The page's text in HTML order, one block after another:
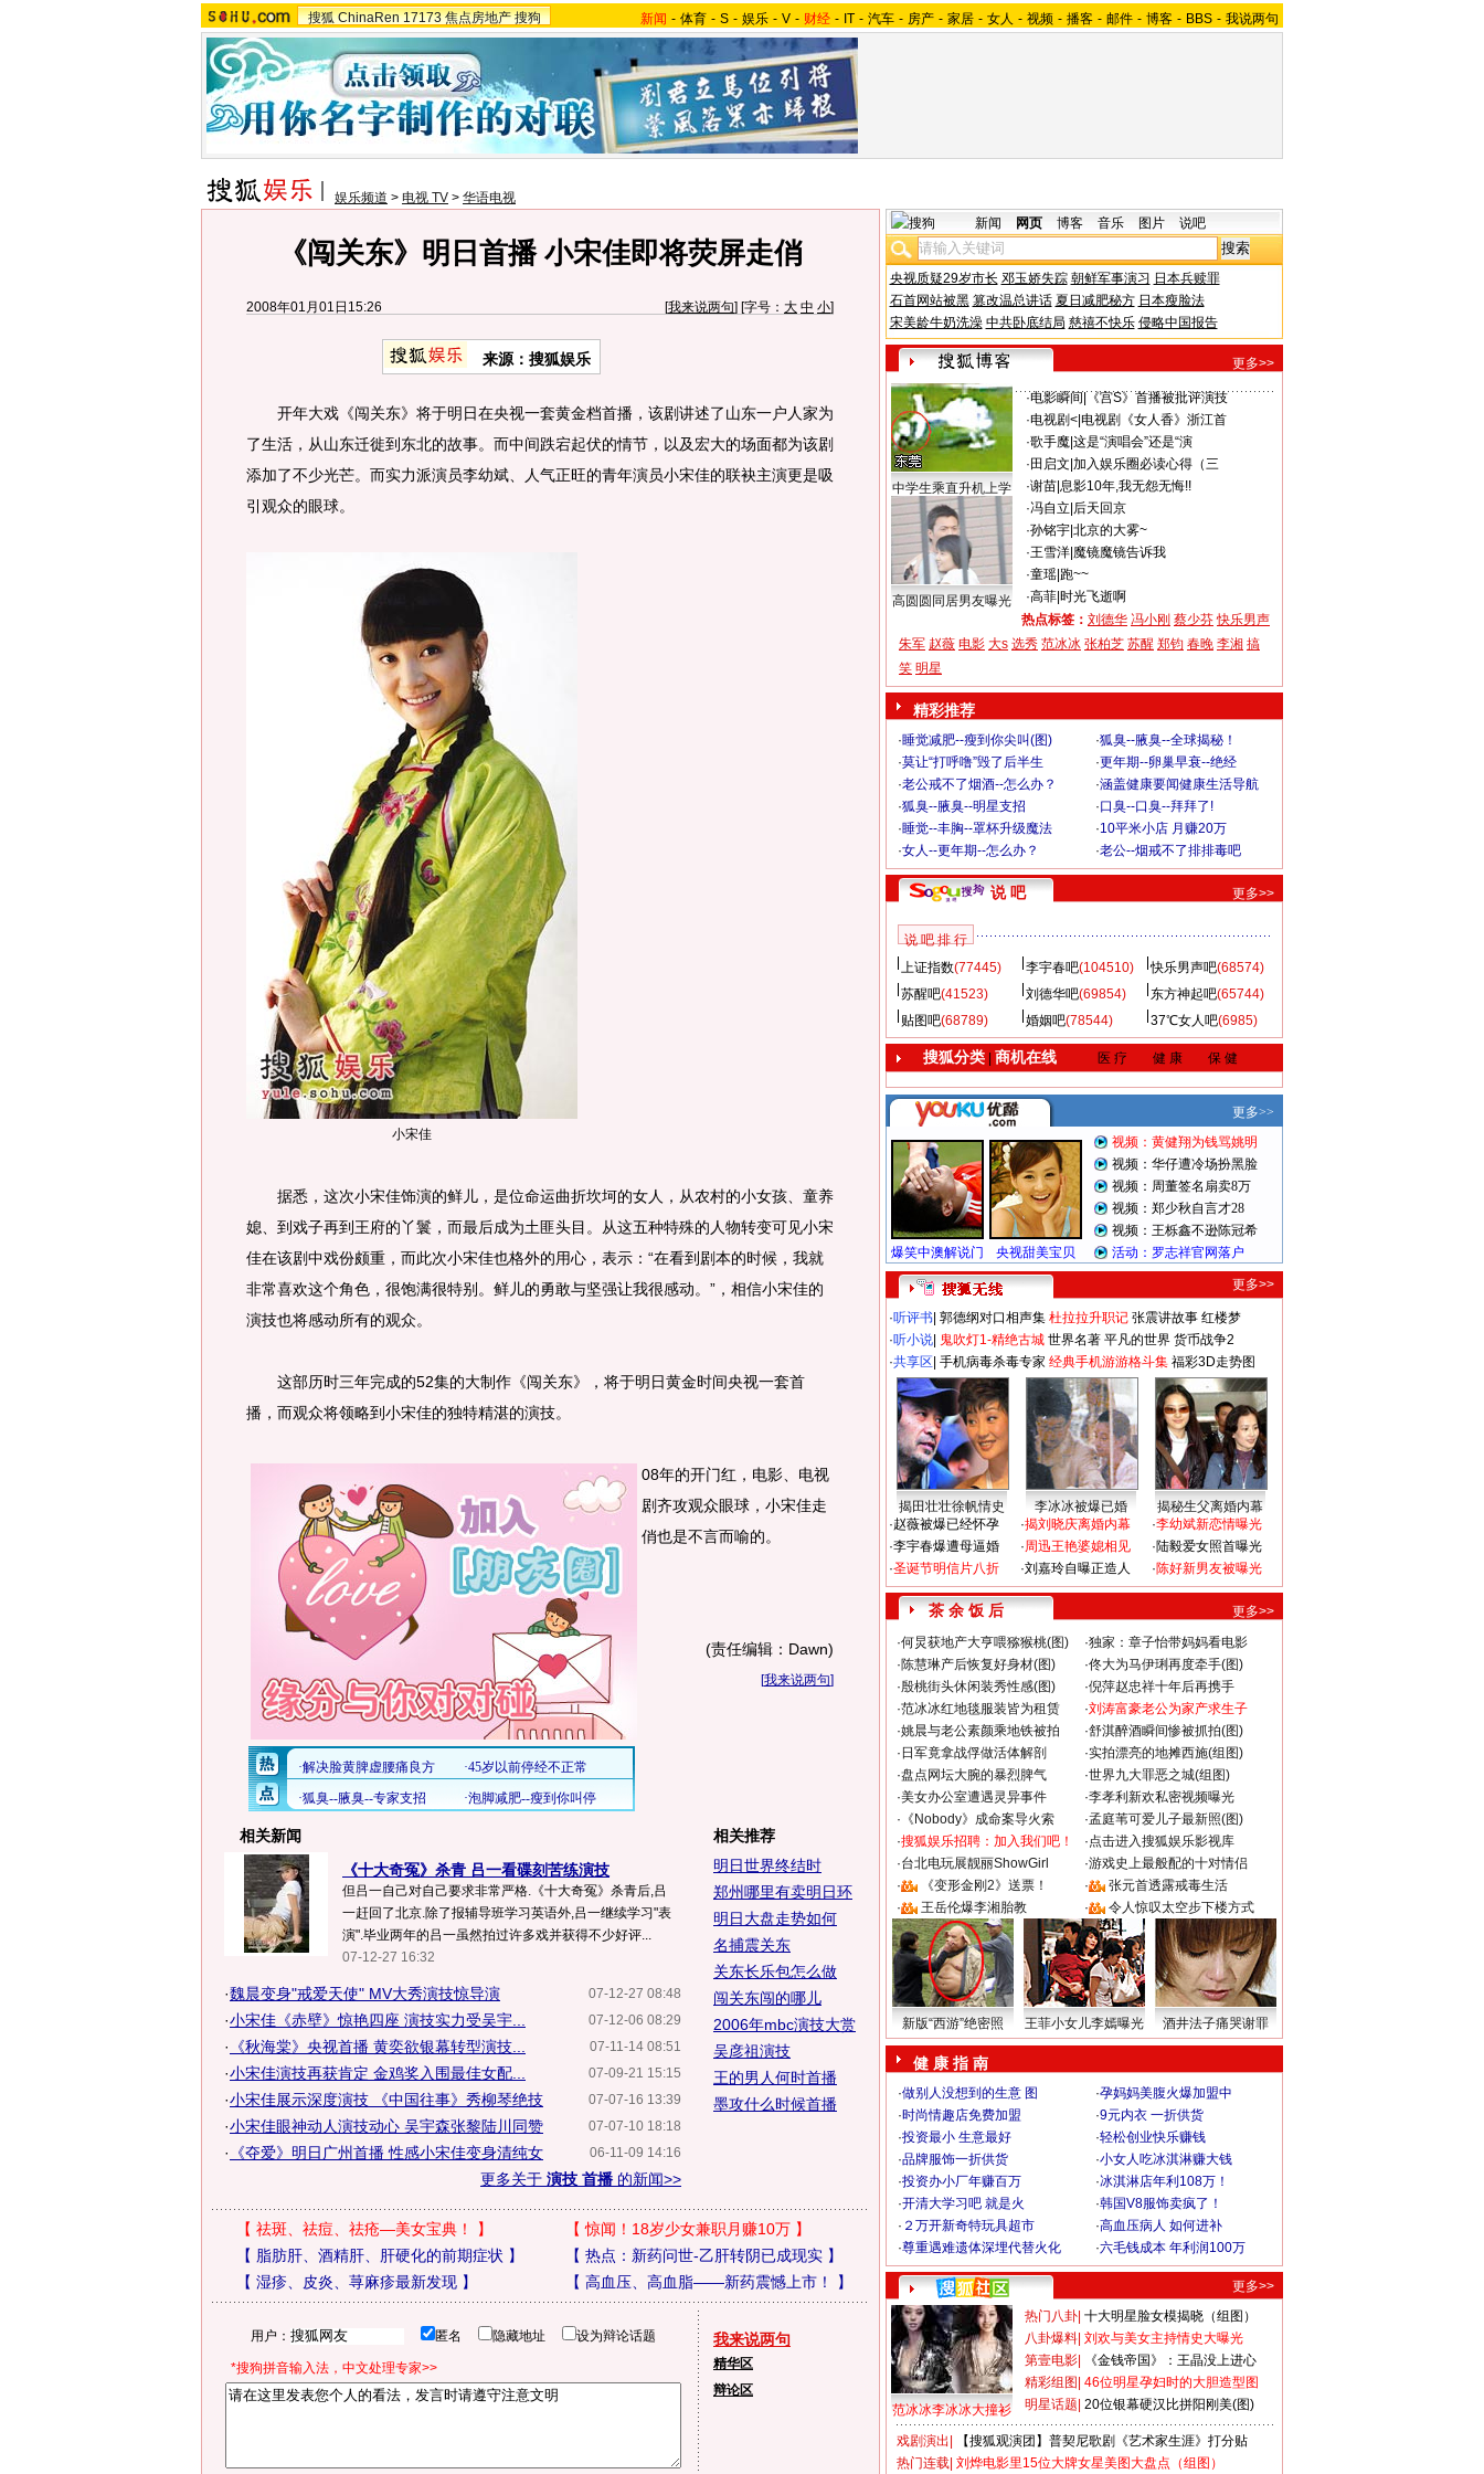
搜狐 ChinaRen 17173 焦点房地产 搜狗 新闻 - 体育 - S - 娱乐 - V - 财经 - IT - 汽车 - 房产 - 家居 - 女人 - 视频 - 播客 - 邮件 - 博客 - BBS - 我说两句
娱乐频道 > 电视 TV > 华语电视
《闯关东》明日首播 小宋佳即将荧屏走俏
2008年01月01日15:26 [我来说两句] [字号： 大 中 小]
来源：搜狐娱乐
开年大戏《闯关东》将于明日在央视一套黄金档首播，该剧讲述了山东一户人家为
了生活，从山东迁徙到东北的故事。而中间跌宕起伏的情节，以及宏大的场面都为该剧
添加了不少光芒。而实力派演员李幼斌、人气正旺的青年演员小宋佳的联袂主演更是吸
引观众的眼球。
小宋佳
据悉，这次小宋佳饰演的鲜儿，是位命运曲折坎坷的女人，从农村的小女孩、童养
媳、到戏子再到王府的丫鬟，而最后成为土匪头目。从这五种特殊的人物转变可见小宋
佳在该剧中戏份颇重，而此次小宋佳也格外的用心，表示：“在看到剧本的时候，我就
非常喜欢这个角色，很饱满很特别。鲜儿的勇敢与坚强让我很感动。”，相信小宋佳的
演技也将感动所有的观众。
这部历时三年完成的52集的大制作《闯关东》，将于明日黄金时间央视一套首
播，而观众将领略到小宋佳的独特精湛的演技。
08年的开门红，电影、电视
剧齐攻观众眼球，小宋佳走
俏也是不言而喻的。
(责任编辑：Dawn)
[我来说两句]
相关新闻
《十大奇冤》杀青 吕一看碟刻苦练演技
但吕一自己对自己要求非常严格.《十大奇冤》杀青后,吕
一赶回了北京.除了报辅导班学习英语外,吕一继续学习"表
演".毕业两年的吕一虽然拍过许多戏并获得不少好评...
07-12-27 16:32
07-12-27 08:48
·魏晨变身"戒爱天使" MV大秀演技惊导演
07-12-06 08:29
·小宋佳《赤壁》惊艳四座 演技实力受吴宇...
07-11-14 08:51
· 《秋海棠》央视首播 黄奕欲银幕转型演技...
07-09-21 15:15
·小宋佳演技再获肯定 金鸡奖入围最佳女配...
07-07-16 13:39
·小宋佳展示深度演技 《中国往事》秀柳琴绝技
07-07-10 18:18
·小宋佳眼神动人演技动心 吴宇森张黎陆川同赞
06-11-09 14:16
·
《夺爱》明日广州首播 性感小宋佳变身清纯女
更多关于 演技 首播 的新闻>>
相关推荐
明日世界终结时
郑州哪里有卖明日环
明日大盘走势如何
名捕震关东
关东长乐包怎么做
闯关东闯的哪儿
2006年mbc演技大赏
吴彦祖演技
王的男人何时首播
墨攻什么时候首播
【 祛斑、祛痘、祛疮—美女宝典！ 】 【惊闻！18岁少女兼职月赚10万】
【 脂肪肝、酒精肝、肝硬化的前期症状 】 【 热点：新药问世-乙肝转阴已成现实】
【 湿疹、皮炎、荨麻疹最新发现】 【 高血压、高血脂——新药震憾上市！ 】
用户： 匿名 隐藏地址 设为辩论话题
*搜狗拼音输入法，中文处理专家>>
我来说两句
精华区
辩论区
新闻 网页 博客 音乐 图片 说吧
央视质疑29岁市长 邓玉娇失踪 朝鲜军事演习 日本兵赎罪
石首网站被黑 篡改温总讲话 夏日减肥秘方 日本瘦脸法
宋美龄牛奶洗澡 中共卧底结局 慈禧不快乐 侵略中国报告
更多>>
中学生乘直升机上学
高圆圆同居男友曝光
·电影瞬间
《宫S》首播被批评演技
·电视剧<| 电视剧《女人香》浙江首
·歌手魔| 这是“演唱会”还是“演
· 田启文 加入娱乐圈必读心得（三
·谢苗| 息影10年,我无怨无悔!!
·冯自立 后天回京
·孙铭宇| 北京的大雾~
·王雪洋| 魔镜魔镜告诉我
·童瑶| 跑~~
·高菲| 时光飞逝啊
热点标签： 刘德华 冯小刚 蔡少芬 快乐男声
朱军 赵薇 电影 大s 选秀 范冰冰 张柏芝 苏醒 郑钧 春晚 李湘 搞
笑 明星
精彩推荐
·睡觉减肥--瘦到你尖叫(图) ·狐臭--腋臭--全球揭秘！
·莫让“打呼噜”毁了后半生 ·更年期--卵巢早衰--绝经
·老公戒不了烟酒--怎么办？ ·涵盖健康要闻健康生活导航
·狐臭--腋臭--明星支招 ·口臭--口臭--拜拜了!
·睡觉--丰胸--罩杯升级魔法 ·10平米小店 月赚20万
·女人--更年期--怎么办？ ·老公--烟戒不了排排毒吧
说 吧 更多>>
说 吧 排 行
上证指数(77445) 李宇春吧(104510) 快乐男声吧(68574)
苏醒吧(41523) 刘德华吧(69854) 东方神起吧(65744)
贴图吧(68789) 婚姻吧(78544) 37℃女人吧(6985)
搜狐分类| 商机在线 医 疗 健 康 保 健
更多>>
·听评书 郭德纲对口相声集 杜拉拉升职记 张震讲故事 红楼梦
·听小说 鬼吹灯1-精绝古城 世界名著 平凡的世界 货币战争2
·共享区 手机病毒杀毒专家 经典手机游游格斗集 福彩3D走势图
揭田壮壮徐帆情史 李冰冰被爆已婚
揭秘生父离婚内幕
·赵薇被爆已经怀孕
·李宇春爆遭母逼婚
·圣诞节明信片八折
·揭刘晓庆离婚内幕
·周迅王艳婆媳相见
·刘嘉玲自曝正造人
·李幼斌新恋情曝光
·陆毅爱女照首曝光
·陈好新男友被曝光
茶 余 饭 后
更多>>
·何炅获地产大亨喂猕猴桃(图) ·独家：章子怡带妈妈看电影
·陈慧琳产后恢复好身材(图) ·佟大为马伊琍再度牵手(图)
·殷桃街头休闲装秀性感(图) ·倪萍赵忠祥十年后再携手
·范冰冰红地毯服装皆为租赁 ·刘涛富豪老公为家产求生子
·姚晨与老公素颜乘地铁被拍 ·舒淇醉酒瞬间惨被抓拍(图)
· 日军竟拿战俘做活体解剖 ·实拍漂亮的地摊西施(组图)
·盘点网坛大腕的暴烈脾气 ·世界九大罪恶之城(组图)
·美女办公室遭遇灵异事件 ·李孝利新欢私密视频曝光
· 《Nobody》成命案导火索 ·孟庭苇可爱儿子最新照(图)
·搜狐娱乐招聘：加入我们吧！ ·点击进入搜狐娱乐影视库
·台北电玩展靓丽ShowGirl ·游戏史上最般配的十对情侣
·
《变形金刚2》送票！ ·
张元首透露戒毒生活
·
王岳伦爆李湘胎教 · 令人惊叹太空步下楼方式
新版“西游”绝密照 王菲小女儿李嫣曝光 酒井法子痛哭谢罪
健 康 指 南
·做别人没想到的生意 图 ·孕妈妈美腹火爆加盟中
·时尚情趣店免费加盟 ·9元内衣 一折供货
·投资最小 生意最好 ·轻松创业快乐赚钱
·品牌服饰一折供货 ·小女人吃冰淇淋赚大钱
·投资办小厂年赚百万 ·冰淇淋店年利108万！
·开清大学习吧 就是火 ·韩国V8服饰卖疯了！
· ２万开新奇特玩具超市 ·高血压病人 如何进补
·尊重遇难遗体深埋代替火化 ·六毛钱成本 年利润100万
更多>>
范冰冰李冰冰大撞衫
热门八卦 十大明星脸女模揭晓（组图）
八卦爆料 刘欢与美女主持情史大曝光
第壹电影
《金钱帝国》：王晶没上进心
精彩组图 46位明星孕妇时的大胆造型图
明星话题 20位银幕硬汉比拼阳刚美(图)
戏剧演出
【搜狐观演团】普契尼歌剧《艺术家生涯》打分贴
热门连载 刘烨电影里15位大牌女星美图大盘点（组图）